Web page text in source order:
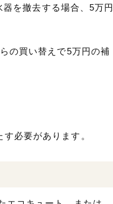
を撤去する場合、5万円
の買い替えで5万円の補
必要があります。